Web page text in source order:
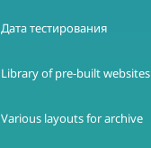
Дата тестирования
Library of pre-built websites
Various layouts for archive